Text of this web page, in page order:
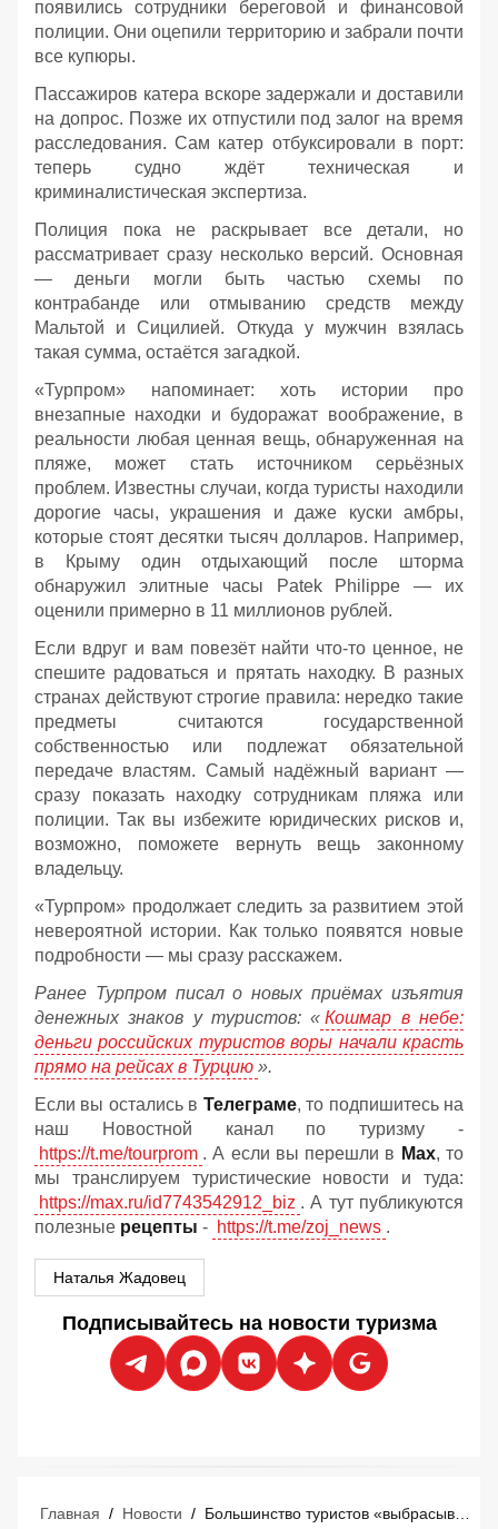
появились сотрудники береговой и финансовой
полиции. Они оцепили территорию и забрали почти
все купюры.
Пассажиров катера вскоре задержали и доставили
на допрос. Позже их отпустили под залог на время
расследования. Сам катер отбуксировали в порт:
теперь судно ждёт техническая и
криминалистическая экспертиза.
Полиция пока не раскрывает все детали, но
рассматривает сразу несколько версий. Основная
— деньги могли быть частью схемы по
контрабанде или отмыванию средств между
Мальтой и Сицилией. Откуда у мужчин взялась
такая сумма, остаётся загадкой.
«Турпром» напоминает: хоть истории про
внезапные находки и будоражат воображение, в
реальности любая ценная вещь, обнаруженная на
пляже, может стать источником серьёзных
проблем. Известны случаи, когда туристы находили
дорогие часы, украшения и даже куски амбры,
которые стоят десятки тысяч долларов. Например,
в Крыму один отдыхающий после шторма
обнаружил элитные часы Patek Philippe — их
оценили примерно в 11 миллионов рублей.
Если вдруг и вам повезёт найти что‑то ценное, не
спешите радоваться и прятать находку. В разных
странах действуют строгие правила: нередко такие
предметы считаются государственной
собственностью или подлежат обязательной
передаче властям. Самый надёжный вариант —
сразу показать находку сотрудникам пляжа или
полиции. Так вы избежите юридических рисков и,
возможно, поможете вернуть вещь законному
владельцу.
«Турпром» продолжает следить за развитием этой
невероятной истории. Как только появятся новые
подробности — мы сразу расскажем.
Ранее Турпром писал о новых приёмах изъятия
денежных знаков у туристов: « Кошмар в небе:
деньги российских туристов воры начали красть
прямо на рейсах в Турцию ».
Если вы остались в Телеграме, то подпишитесь на
наш Новостной канал по туризму -
https://t.me/tourprom . А если вы перешли в Мах, то
мы транслируем туристические новости и туда:
https://max.ru/id7743542912_biz . А тут публикуются
полезные рецепты - https://t.me/zoj_news .
Наталья Жадовец
Подписывайтесь на новости туризма
Главная / Новости / Большинство туристов «выбрасывают деньги в мусорное ведро» перед отпуском